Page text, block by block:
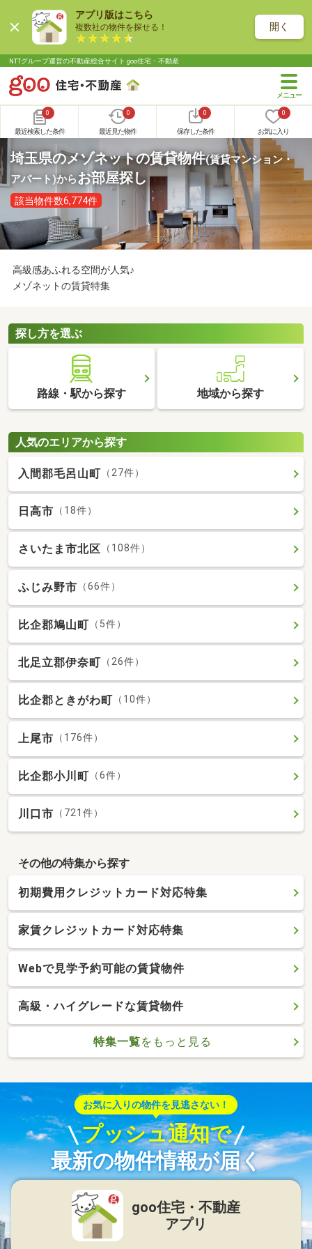
アプリ版はこちら
複数社の物件を探せる！ 開く
NTTグループ運営の不動産総合サイト goo住宅・不動産
0
最近検索した条件
0
最近見た物件
0
保存した条件
0
お気に入り
埼玉県のメゾネットの賃貸物件(賃貸マンション・
アパート)からお部屋探し
該当物件数6,774件
高級感あふれる空間が人気♪
メゾネットの賃貸特集
探し方を選ぶ
路線・駅から探す 地域から探す
人気のエリアから探す
入間郡毛呂山町 （27件）
日高市 （18件）
さいたま市北区 （108件）
ふじみ野市 （66件）
比企郡鳩山町 （5件）
北足立郡伊奈町 （26件）
比企郡ときがわ町 （10件）
上尾市 （176件）
比企郡小川町 （6件）
川口市 （721件）
その他の特集から探す
初期費用クレジットカード対応特集
家賃クレジットカード対応特集
Webで見学予約可能の賃貸物件
高級・ハイグレードな賃貸物件
特集一覧をもっと見る
お気に入りの物件を見逃さない！
プッシュ通知で
最新の物件情報が届く
goo住宅・不動産
アプリ